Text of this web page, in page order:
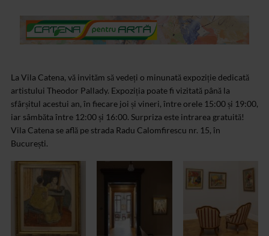
La Vila Catena, vă invităm să vedeți o minunată expoziție dedicată
artistului Theodor Pallady. Expoziția poate fi vizitată până la
sfârșitul acestui an, în fiecare joi și vineri, între orele 15:00 și 19:00,
iar sâmbăta între 12:00 și 16:00. Surpriza este intrarea gratuită!
Vila Catena se află pe strada Radu Calomfirescu nr. 15, în
București.